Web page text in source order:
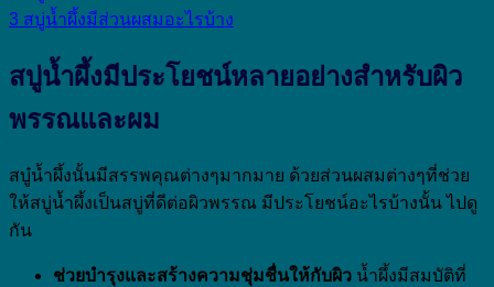
3 สบู่น้ำผึ้งมีส่วนผสมอะไรบ้าง
สบู่น้ำผึ้งมีประโยชน์หลายอย่างสำหรับผิว
พรรณและผม
สบู๋น้ำผึ้งนั้นมีสรรพคุณต่างๆมากมาย ด้วยส่วนผสมต่างๆที่ช่วย
ให้สบู่น้ำผึ้งเป็นสบู่ที่ดีต่อผิวพรรณ มีประโยชน์อะไรบ้างนั้น ไปดู
กัน
ช่วยบำรุงและสร้างความชุ่มชื่นให้กับผิว น้ำผึ้งมีสมบัติที่